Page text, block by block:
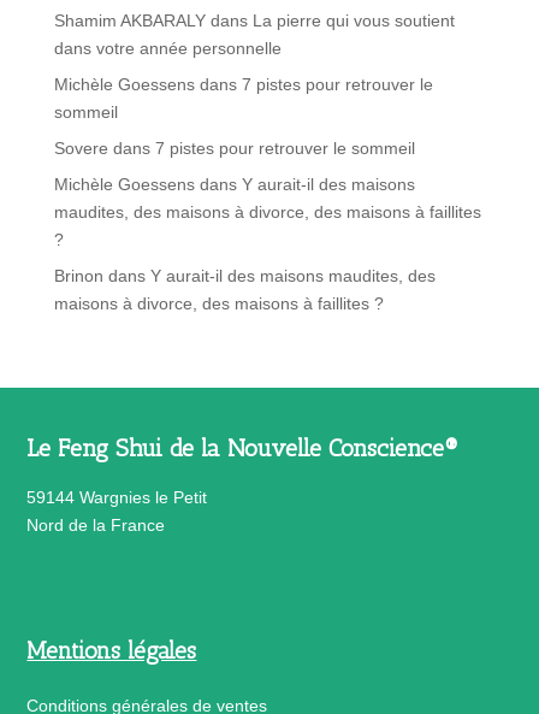
Shamim AKBARALYdans La pierre qui vous soutient
dans votre année personnelle
Michèle Goessensdans 7 pistes pour retrouver le
sommeil
Sovere dans 7 pistes pour retrouver le sommeil
Michèle Goessensdans Y aurait-il des maisons
maudites, des maisons à divorce, des maisons à faillites
?
Brinon dans Y aurait-il des maisons maudites, des
maisons à divorce, des maisons à faillites ?
Le Feng Shui de la Nouvelle Conscience®
59144 Wargnies le Petit
Nord de la France
Mentions légales
Conditions générales de ventes